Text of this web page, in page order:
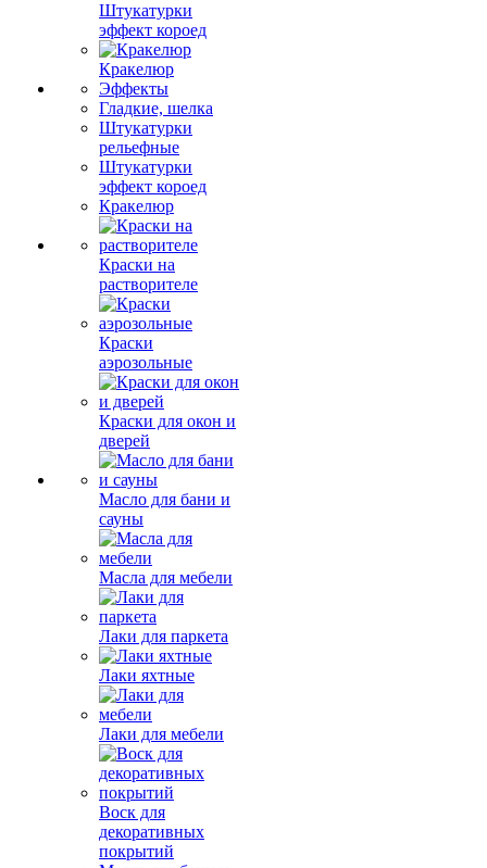
Штукатурки
эффект короед
Кракелюр
Эффекты
Гладкие, шелка
Штукатурки
рельефные
Штукатурки
эффект короед
Кракелюр
Краски на
растворителе
Краски
аэрозольные
Краски для окон и
дверей
Масло для бани и
сауны
Масла для мебели
Лаки для паркета
Лаки яхтные
Лаки для мебели
Воск для
декоративных
покрытий